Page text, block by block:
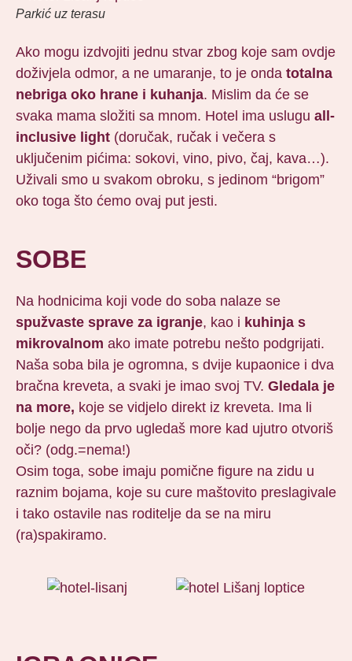
Parkić uz terasu
Ako mogu izdvojiti jednu stvar zbog koje sam ovdje
doživjela odmor, a ne umaranje, to je onda totalna
nebriga oko hrane i kuhanja. Mislim da će se
svaka mama složiti sa mnom. Hotel ima uslugu all-
inclusive light (doručak, ručak i večera s
uključenim pićima: sokovi, vino, pivo, čaj, kava…).
Uživali smo u svakom obroku, s jedinom “brigom”
oko toga što ćemo ovaj put jesti.
SOBE
Na hodnicima koji vode do soba nalaze se
spužvaste sprave za igranje, kao i kuhinja s
mikrovalnom ako imate potrebu nešto podgrijati.
Naša soba bila je ogromna, s dvije kupaonice i dva
bračna kreveta, a svaki je imao svoj TV. Gledala je
na more, koje se vidjelo direkt iz kreveta. Ima li
bolje nego da prvo ugledaš more kad ujutro otvoriš
oči? (odg.=nema!)
Osim toga, sobe imaju pomične figure na zidu u
raznim bojama, koje su cure maštovito preslagivale
i tako ostavile nas roditelje da se na miru
(ra)spakiramo.